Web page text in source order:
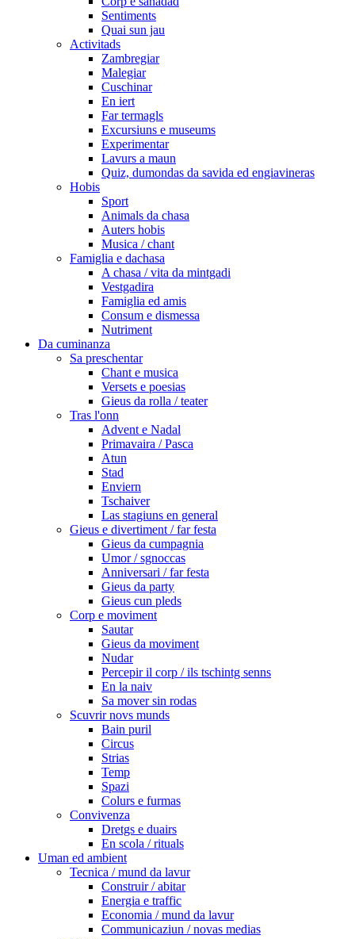
Sentiments
Quai sun jau
Activitads
Zambregiar
Malegiar
Cuschinar
En iert
Far termagls
Excursiuns e museums
Experimentar
Lavurs a maun
Quiz, dumondas da savida ed engiavineras
Hobis
Sport
Animals da chasa
Auters hobis
Musica / chant
Famiglia e dachasa
A chasa / vita da mintgadi
Vestgadira
Famiglia ed amis
Consum e dismessa
Nutriment
Da cuminanza
Sa preschentar
Chant e musica
Versets e poesias
Gieus da rolla / teater
Tras l'onn
Advent e Nadal
Primavaira / Pasca
Atun
Stad
Enviern
Tschaiver
Las stagiuns en general
Gieus e divertiment / far festa
Gieus da cumpagnia
Umor / sgnoccas
Anniversari / far festa
Gieus da party
Gieus cun pleds
Corp e moviment
Sautar
Gieus da moviment
Nudar
Percepir il corp / ils tschintg senns
En la naiv
Sa mover sin rodas
Scuvrir novs munds
Bain puril
Circus
Strias
Temp
Spazi
Colurs e furmas
Convivenza
Dretgs e duairs
En scola / rituals
Uman ed ambient
Tecnica / mund da lavur
Construir / abitar
Energia e traffic
Economia / mund da lavur
Communicaziun / novas medias